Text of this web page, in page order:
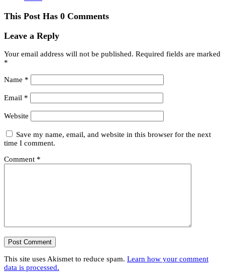
This Post Has 0 Comments
Leave a Reply
Your email address will not be published. Required fields are marked
*
Name *
Email *
Website
Save my name, email, and website in this browser for the next
time I comment.
Comment *
This site uses Akismet to reduce spam. Learn how your comment
data is processed.